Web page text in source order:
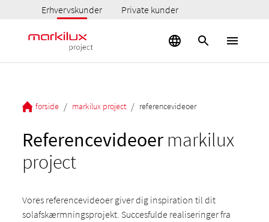
Erhvervskunder Private kunder
forside / markilux project / referencevideoer
Referencevideoer markilux
project
Vores referencevideoer giver dig inspiration til dit
solafskærmningsprojekt. Succesfulde realiseringer fra